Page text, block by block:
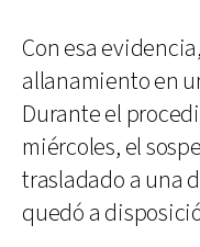
Con esa
allanamiento en
Durante el
miércoles, el
trasladado a una
quedó a